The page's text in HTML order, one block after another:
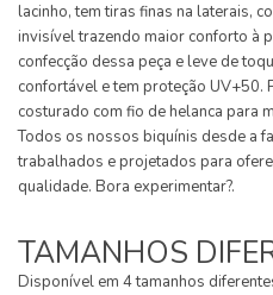
lacinho, tem tiras finas na laterais,
invisível trazendo maior conforto à
confecção dessa peça e leve de
confortável e tem proteção UV+50.
costurado com fio de helanca para
Todos os nossos biquínis desde a
trabalhados e projetados para
qualidade. Bora experimentar?.
TAMANHOS
Disponível em 4 tamanhos